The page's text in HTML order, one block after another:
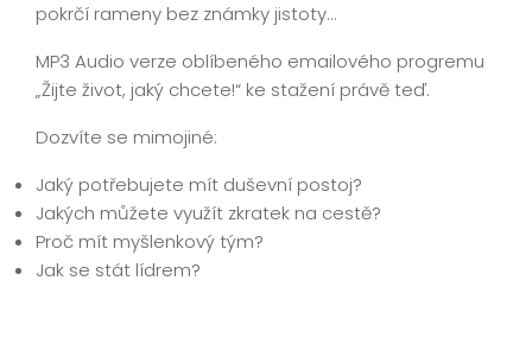
pokrčí rameny bez známky jistoty…
MP3 Audio verze oblíbeného emailového progremu
„Žijte život, jaký chcete!“ ke stažení právě teď.
Dozvíte se mimojiné:
Jaký potřebujete mít duševní postoj?
Jakých můžete využít zkratek na cestě?
Proč mít myšlenkový tým?
Jak se stát lídrem?